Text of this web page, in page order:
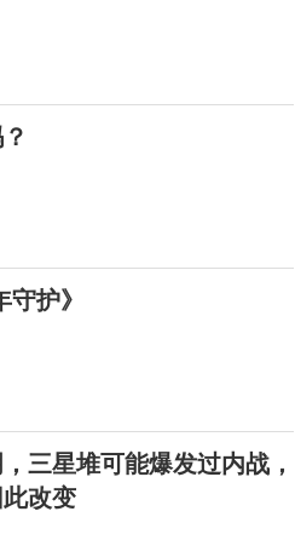
护》
三星堆可能爆发过内战，
改变